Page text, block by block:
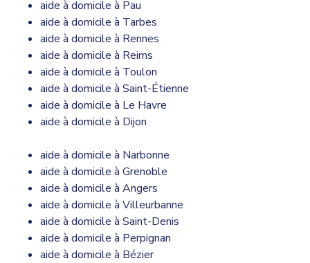
aide à domicile à Pau
aide à domicile à Tarbes
aide à domicile à Rennes
aide à domicile à Reims
aide à domicile à Toulon
aide à domicile à Saint-Étienne
aide à domicile à Le Havre
aide à domicile à Dijon
aide à domicile à Narbonne
aide à domicile à Grenoble
aide à domicile à Angers
aide à domicile à Villeurbanne
aide à domicile à Saint-Denis
aide à domicile à Perpignan
aide à domicile à Bézier